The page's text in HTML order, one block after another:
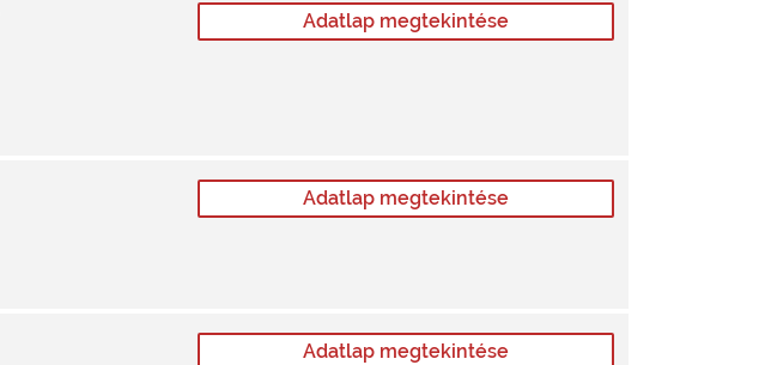
Adatlap megtekintése
Adatlap megtekintése
Adatlap megtekintése